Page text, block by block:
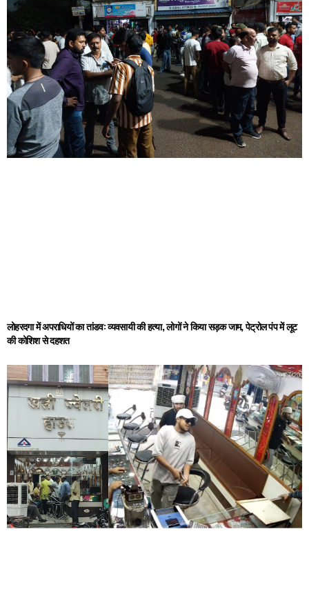
लोहरदगा में अपराधियों का तांडव: व्यवसायी की हत्या, लोगों ने किया सड़क जाम, पेट्रोल पंप में लूट
की कोशिश से दहशत